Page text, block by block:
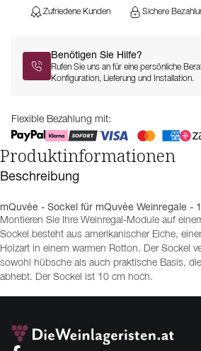
Zufriedene Kunden Sichere
Benötigen Sie Hilfe?
Rufen Sie uns an für eine persönliche
Konfiguration, Lieferung und Installation.
Flexible Bezahlung mit:
Produktinformationen
Beschreibung
mQuvée - Sockel für mQuvée Weinregale -
Montieren Sie Ihre Weinregal-Module auf
Sockel besteht aus amerikanischer Eiche,
Holzart in einem warmen Rotton. Der Sockel
sowohl hübsche als auch praktische Basis,
abhebt. Der Sockel ist 10 cm hoch.